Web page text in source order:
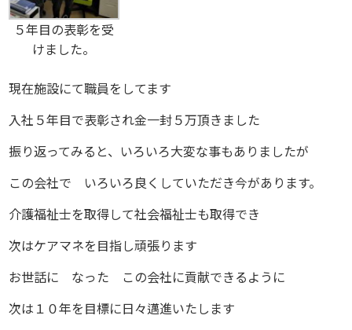
５年目の表彰を受
けました。
現在施設にて職員をしてます
入社５年目で表彰され金一封５万頂きました
振り返ってみると、いろいろ大変な事もありましたが
この会社で いろいろ良くしていただき今があります。
介護福祉士を取得して社会福祉士も取得でき
次はケアマネを目指し頑張ります
お世話に なった この会社に貢献できるように
次は１０年を目標に日々邁進いたします